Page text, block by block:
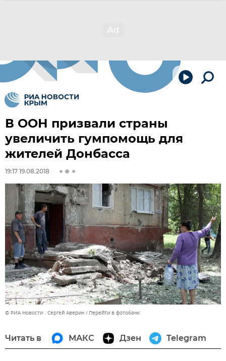
В ООН призвали страны
увеличить гумпомощь для
жителей Донбасса
19:17 19.08.2018
© РИА Новости . Сергей Аверин Перейти в фотобанк
Читать в МАКС Дзен Telegram